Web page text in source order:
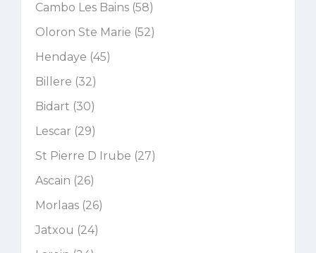
Cambo Les Bains (58)
Oloron Ste Marie (52)
Hendaye (45)
Billere (32)
Bidart (30)
Lescar (29)
St Pierre D Irube (27)
Ascain (26)
Morlaas (26)
Jatxou (24)